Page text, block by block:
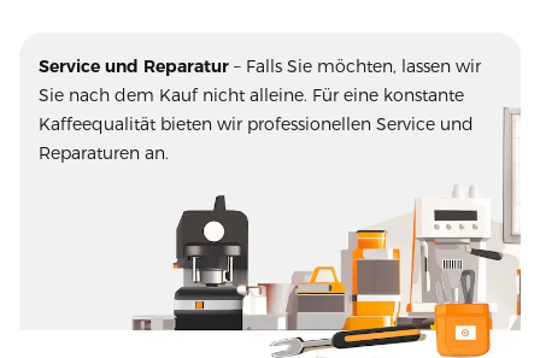
Ascaso
Blasercafe
ECM
Eureka
Fiorenzato
Rocket
Turm Kaffee
Service und Reparatur – Falls Sie möchten, lassen wir
Sie nach dem Kauf nicht alleine. Für eine konstante
Kaffeequalität bieten wir professionellen Service und
Reparaturen an.